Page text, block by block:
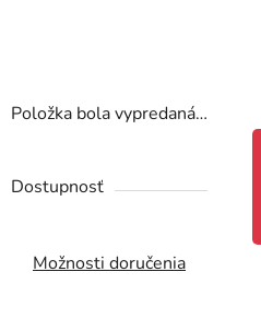
Položka bola vypredaná…
Dostupnosť
Možnosti doručenia